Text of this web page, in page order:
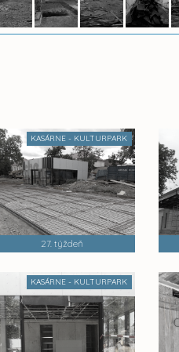
KASÁRNE - KULTURPARK
27. týždeň
KASÁRNE - KULTURPARK